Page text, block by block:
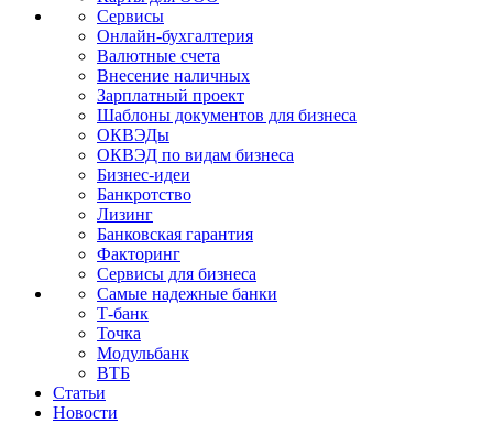
Сервисы
Онлайн-бухгалтерия
Валютные счета
Внесение наличных
Зарплатный проект
Шаблоны документов для бизнеса
ОКВЭДы
ОКВЭД по видам бизнеса
Бизнес-идеи
Банкротство
Лизинг
Банковская гарантия
Факторинг
Сервисы для бизнеса
Самые надежные банки
Т-банк
Точка
Модульбанк
ВТБ
Статьи
Новости